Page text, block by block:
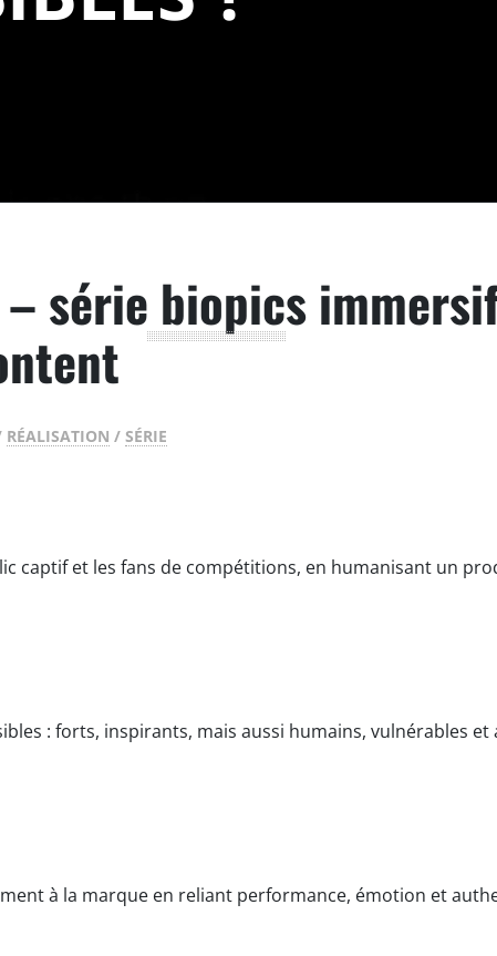
série biopics
RÉALISATION / SÉRIE
captif et les fans de compétitions, en humanisant un
: forts, inspirants, mais aussi humains, vulnérables et
à la marque en reliant performance, émotion et